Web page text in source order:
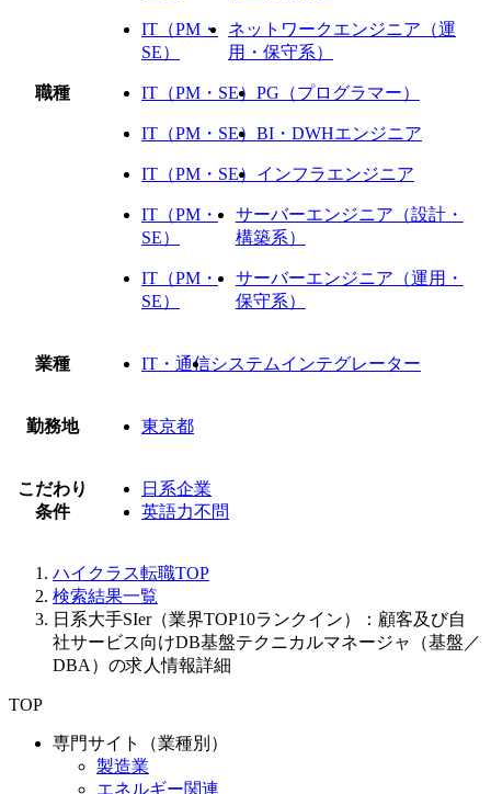
職種
IT（PM・
SE）
ネットワークエンジニア（運
用・保守系）
IT（PM・SE） PG（プログラマー）
IT（PM・SE） BI・DWHエンジニア
IT（PM・SE） インフラエンジニア
IT（PM・
SE）
サーバーエンジニア（設計・
構築系）
IT（PM・
SE）
サーバーエンジニア（運用・
保守系）
業種 IT・通信システムインテグレーター
勤務地 東京都
こだわり
条件
日系企業
英語力不問
ハイクラス転職TOP
検索結果一覧
日系大手SIer（業界TOP10ランクイン）：顧客及び自
社サービス向けDB基盤テクニカルマネージャ（基盤／
DBA）の求人情報詳細
TOP
専門サイト（業種別）
製造業
エネルギー関連